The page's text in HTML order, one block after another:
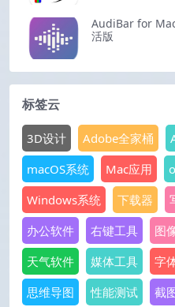
AudiBar for
活版
标签云
3D设计 Adobe全家桶
macOS系统
Mac应用
Windows系统
下载器
办公软件
右键工具 图
天气软件
媒体工具 字
思维导图
性能测试 截